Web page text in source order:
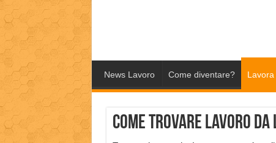
News Lavoro Come diventare? Lavora
Come trovare lavoro da